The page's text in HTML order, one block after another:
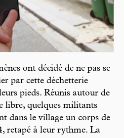
ont décidé de ne pas se
par cette déchetterie
pieds. Réunis autour de
libre, quelques militants
dans le village un corps de
retapé à leur rythme. La